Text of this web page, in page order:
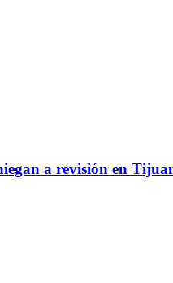
a revisión en